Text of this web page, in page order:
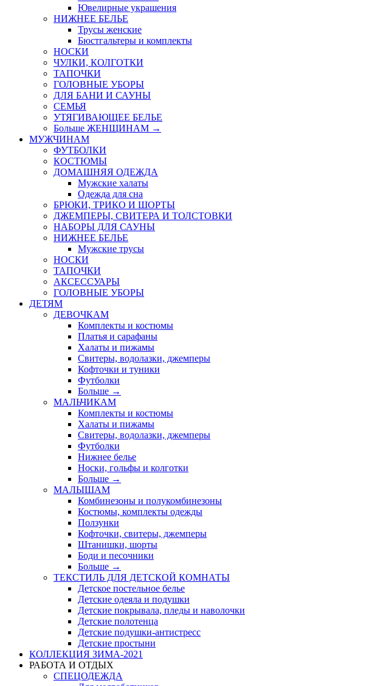
Ювелирные украшения
НИЖНЕЕ БЕЛЬЕ
Трусы женские
Бюстгальтеры и комплекты
НОСКИ
ЧУЛКИ, КОЛГОТКИ
ТАПОЧКИ
ГОЛОВНЫЕ УБОРЫ
ДЛЯ БАНИ И САУНЫ
СЕМЬЯ
УТЯГИВАЮЩЕЕ БЕЛЬЕ
Больше ЖЕНЩИНАМ →
МУЖЧИНАМ
ФУТБОЛКИ
КОСТЮМЫ
ДОМАШНЯЯ ОДЕЖДА
Мужские халаты
Одежда для сна
БРЮКИ, ТРИКО И ШОРТЫ
ДЖЕМПЕРЫ, СВИТЕРА И ТОЛСТОВКИ
НАБОРЫ ДЛЯ САУНЫ
НИЖНЕЕ БЕЛЬЕ
Мужские трусы
НОСКИ
ТАПОЧКИ
АКСЕССУАРЫ
ГОЛОВНЫЕ УБОРЫ
ДЕТЯМ
ДЕВОЧКАМ
Комплекты и костюмы
Платья и сарафаны
Халаты и пижамы
Свитеры, водолазки, джемперы
Кофточки и туники
Футболки
Больше →
МАЛЬЧИКАМ
Комплекты и костюмы
Халаты и пижамы
Свитеры, водолазки, джемперы
Футболки
Нижнее белье
Носки, гольфы и колготки
Больше →
МАЛЫШАМ
Комбинезоны и полукомбинезоны
Костюмы, комплекты одежды
Ползунки
Кофточки, свитеры, джемперы
Штанишки, шорты
Боди и песочники
Больше →
ТЕКСТИЛЬ ДЛЯ ДЕТСКОЙ КОМНАТЫ
Детское постельное белье
Детские одеяла и подушки
Детские покрывала, пледы и наволочки
Детские полотенца
Детские подушки-антистресс
Детские простыни
КОЛЛЕКЦИЯ ЗИМА-2021
РАБОТА И ОТДЫХ
СПЕЦОДЕЖДА